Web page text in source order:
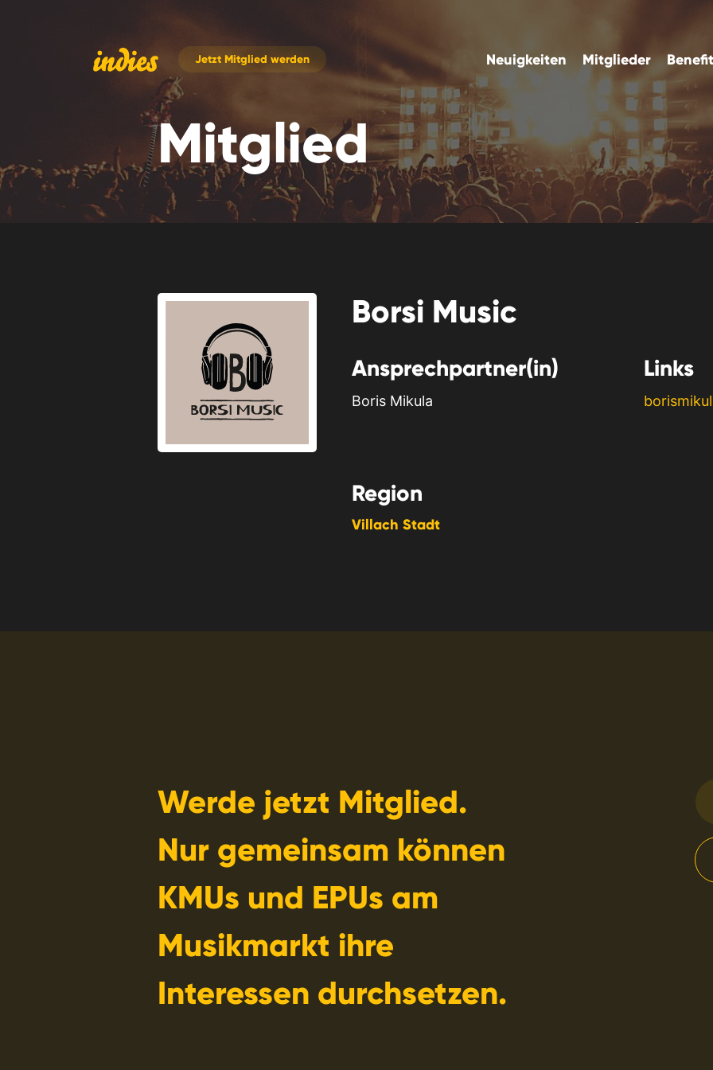
Jetzt Mitglied werden Neuigkeiten Mitglieder
Mitglied
Borsi Music
Ansprechpartner(in)
Boris Mikula
Links
Region
Villach Stadt
Werde jetzt Mitglied.
Nur gemeinsam können
KMUs und EPUs am
Musikmarkt ihre
Interessen durchsetzen.